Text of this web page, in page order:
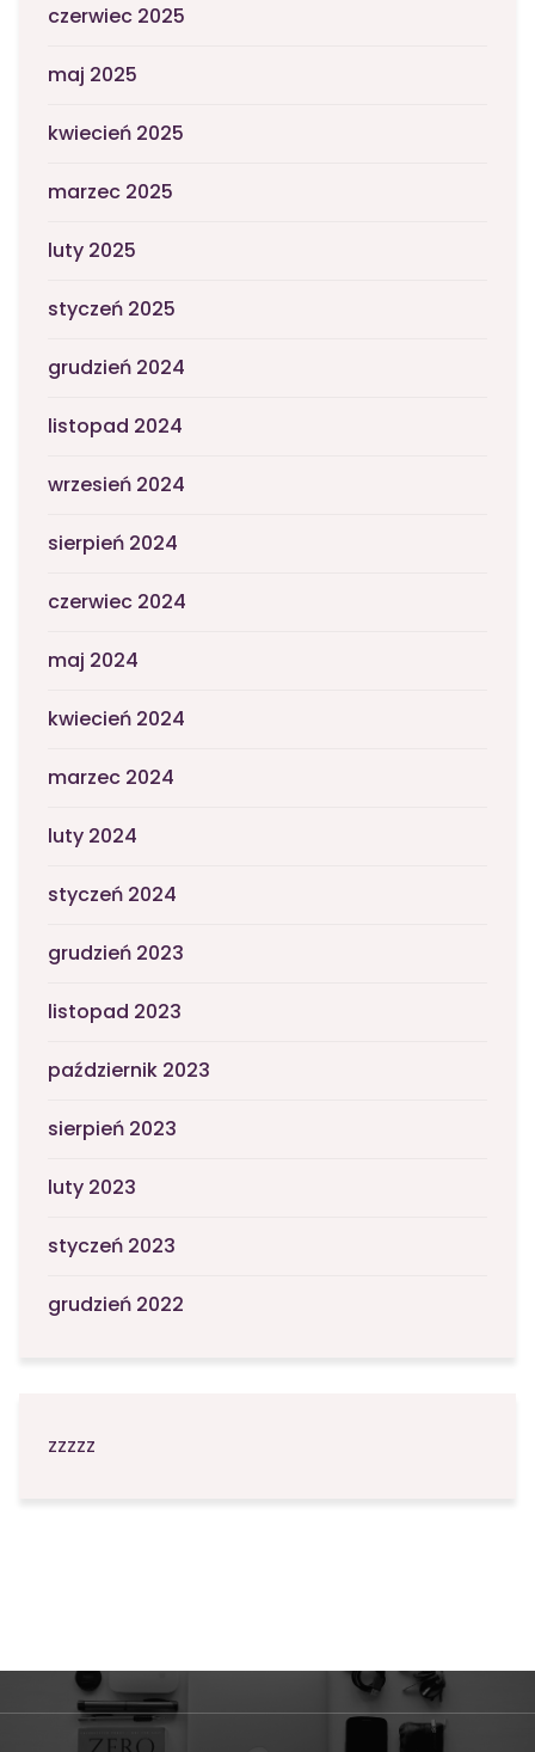
czerwiec 2025
maj 2025
kwiecień 2025
marzec 2025
luty 2025
styczeń 2025
grudzień 2024
listopad 2024
wrzesień 2024
sierpień 2024
czerwiec 2024
maj 2024
kwiecień 2024
marzec 2024
luty 2024
styczeń 2024
grudzień 2023
listopad 2023
październik 2023
sierpień 2023
luty 2023
styczeń 2023
grudzień 2022
zzzzz